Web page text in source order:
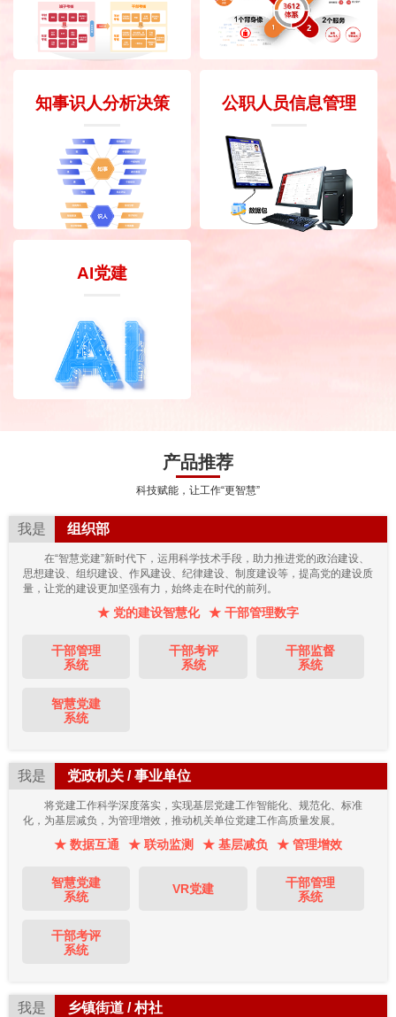
知事识人分析决策 公职人员信息管理
AI党建
产品推荐
科技赋能，让工作“更智慧”
我是 组织部
在“智慧党建”新时代下，运用科学技术手段，助力推进党的政治建设、
思想建设、组织建设、作风建设、纪律建设、制度建设等，提高党的建设质
量，让党的建设更加坚强有力，始终走在时代的前列。
★ 党的建设智慧化 ★ 干部管理数字
干部管理
系统
干部考评
系统
干部监督
系统
智慧党建
系统
我是 党政机关 / 事业单位
将党建工作科学深度落实，实现基层党建工作智能化、规范化、标准
化，为基层减负，为管理增效，推动机关单位党建工作高质量发展。
★ 数据互通 ★ 联动监测 ★ 基层减负 ★ 管理增效
智慧党建
系统
VR党建
干部管理
系统
干部考评
系统
我是 乡镇街道 / 村社